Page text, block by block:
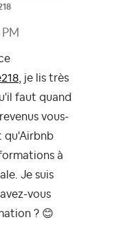
, je lis très
faut quand
vous-
qu'Airbnb
à
Je suis
vous
? 😊